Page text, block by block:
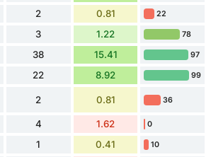
2 0.81 22
3 1.22 78
38 15.41 97
22 8.92 99
2 0.81 36
4 1.62 0
1 0.41 10